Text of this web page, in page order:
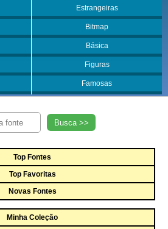
Estrangeiras
Bitmap
Básica
Figuras
Famosas
Busca >>
Top Fontes
Top Favoritas
Novas Fontes
Minha Coleção